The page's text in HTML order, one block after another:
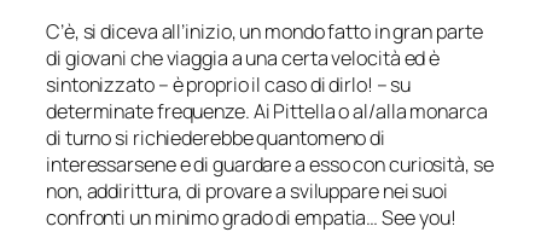
C’è, si diceva all’inizio, un mondo fatto in gran parte
di giovani che viaggia a una certa velocità ed è
sintonizzato – è proprio il caso di dirlo! – su
determinate frequenze. Ai Pittella o al/alla monarca
di turno si richiederebbe quantomeno di
interessarsene e di guardare a esso con curiosità, se
non, addirittura, di provare a sviluppare nei suoi
confronti un minimo grado di empatia…See you!